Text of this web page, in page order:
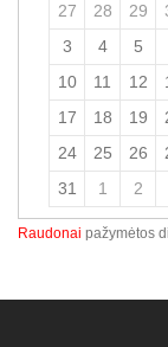
27
28 29
3
4 5
10
11 12
17
18 19
24
25 26
31
1 2
Raudonai pažymėtos